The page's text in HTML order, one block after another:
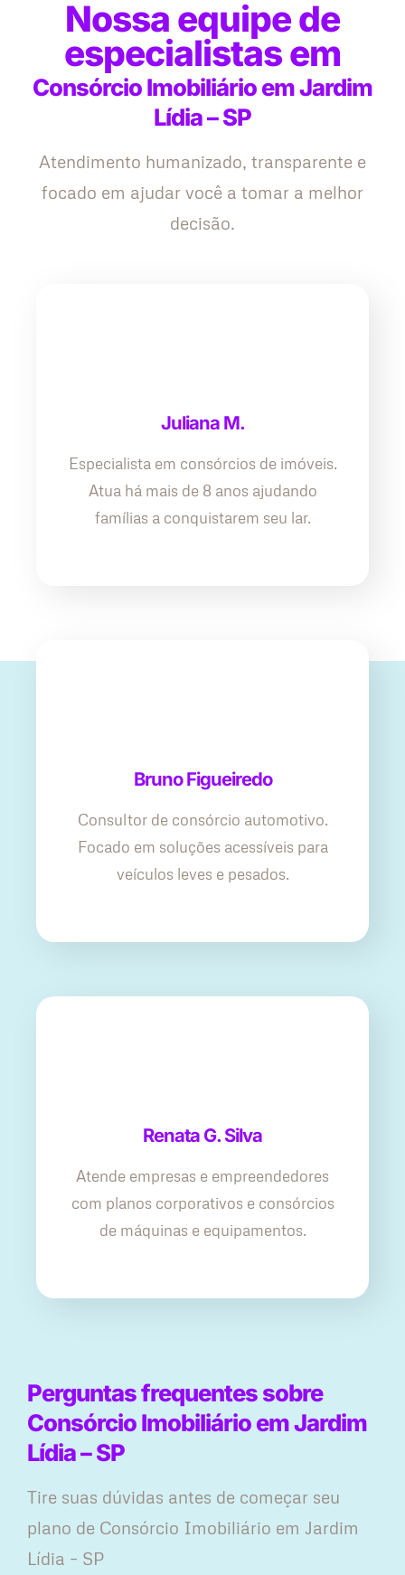
Nossa equipe de
especialistas em
Consórcio Imobiliário em Jardim
Lídia – SP
Atendimento humanizado, transparente e
focado em ajudar você a tomar a melhor
decisão.
Juliana M.
Especialista em consórcios de imóveis.
Atua há mais de 8 anos ajudando
famílias a conquistarem seu lar.
Bruno Figueiredo
Consultor de consórcio automotivo.
Focado em soluções acessíveis para
veículos leves e pesados.
Renata G. Silva
Atende empresas e empreendedores
com planos corporativos e consórcios
de máquinas e equipamentos.
Perguntas frequentes sobre
Consórcio Imobiliário em Jardim
Lídia – SP
Tire suas dúvidas antes de começar seu
plano ​de Consórcio Imobiliário em Jardim
Lídia – SP